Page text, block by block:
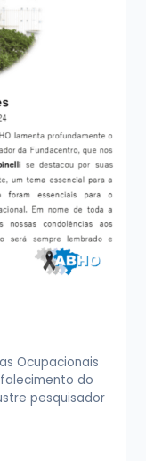
Ocupacionais
do
pesquisador